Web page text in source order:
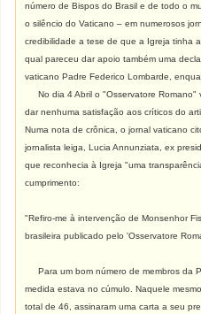
número de Bispos do Brasil e de todo o
o silêncio do Vaticano – em numerosos
credibilidade a tese de que a Igreja tinha
qual pareceu dar apoio também uma
vaticano Padre Federico Lombarde,
No dia 4 Abril o "Osservatore Romano"
dar nenhuma satisfação aos críticos do
Numa nota de crônica, o jornal vaticano
jornalista leiga, Lucia Annunziata, ex
que reconhecia à Igreja "uma
cumprimento:
"Refiro-me à intervenção de Monsenhor
brasileira publicado pelo 'Osservatore
Para um bom número de membros da
medida estava no cúmulo. Naquele
total de 46, assinaram uma carta a seu